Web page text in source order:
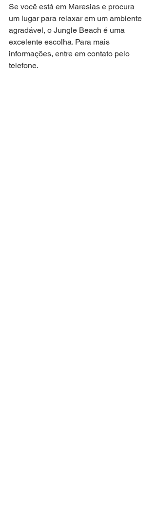
Se você está em Maresias e procura
um lugar para relaxar em um ambiente
agradável, o Jungle Beach é uma
excelente escolha. Para mais
informações, entre em contato pelo
telefone.